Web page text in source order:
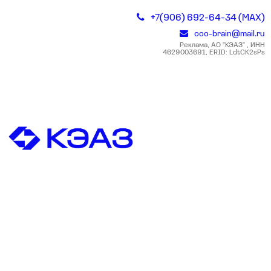
+7(906) 692-64-34 (MAX)
ooo-brain@mail.ru
Реклама, АО "КЭАЗ" , ИНН
4629003691, ERID: LdtCK2sPs